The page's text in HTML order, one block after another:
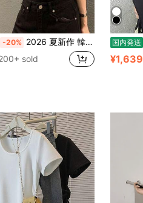
-20% 2026 夏新作 韓国 × フレンチテイスト 変形片肩デザイン無地プルオーバー半袖 T シャツ レディース ゆったりシルエット 夏トップス
sold
国内発送
¥1,639